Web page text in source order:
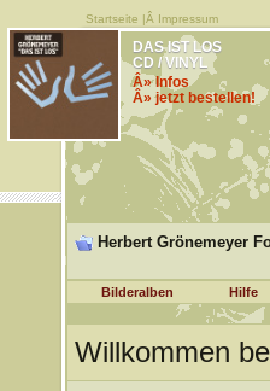
Startseite |Â Impressum
DAS IST LOS
CD / VINYL
Â» Infos
Â» jetzt bestellen!
Herbert Grönemeyer
Bilderalben Hilfe
Willkommen